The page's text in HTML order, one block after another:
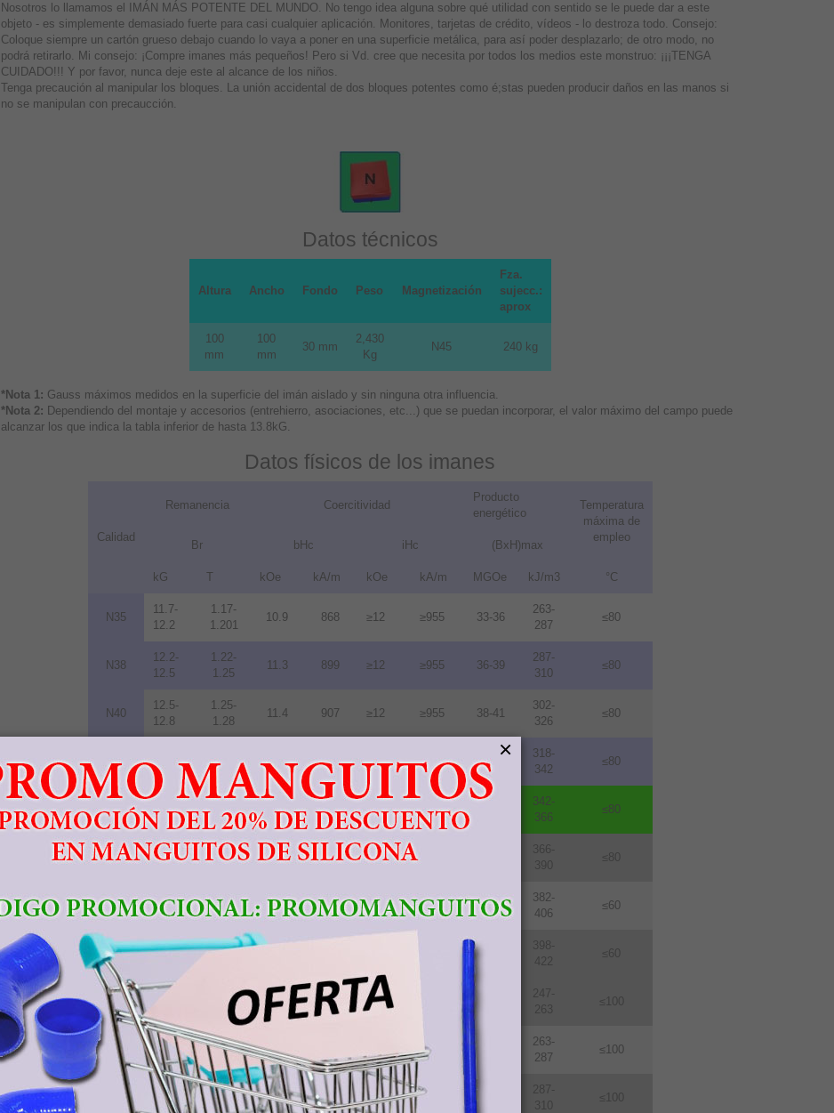
Nosotros lo llamamos el IMÁN MÁS POTENTE DEL MUNDO. No tengo idea alguna sobre qué utilidad con sentido se le puede dar a este
objeto - es simplemente demasiado fuerte para casi cualquier aplicación. Monitores, tarjetas de crédito, vídeos - lo destroza todo. Consejo:
Coloque siempre un cartón grueso debajo cuando lo vaya a poner en una superficie metálica, para así poder desplazarlo; de otro modo, no
podrá retirarlo. Mi consejo: ¡Compre imanes más pequeños! Pero si Vd. cree que necesita por todos los medios este monstruo: ¡¡¡TENGA
CUIDADO!!! Y por favor, nunca deje este al alcance de los niños.
Tenga precaución al manipular los bloques. La unión accidental de dos bloques potentes como é;stas pueden producir daños en las manos si
no se manipulan con precaucción.
Datos técnicos
Altura Ancho Fondo Peso Magnetización
Fza.
sujecc.:
aprox
100
mm
100
mm
30 mm
2,430
Kg
N45 240 kg
*Nota 1: Gauss máximos medidos en la superficie del imán aislado y sin ninguna otra influencia.
*Nota 2: Dependiendo del montaje y accesorios (entrehierro, asociaciones, etc...) que se puedan incorporar, el valor máximo del campo puede
alcanzar los que indica la tabla inferior de hasta 13.8kG.
Datos físicos de los imanes
Calidad
Remanencia Coercitividad
Producto
energético
Temperatura
máxima de
empleo
Br bHc iHc (BxH)max
kG T kOe kA/m kOe kA/m MGOe kJ/m3 °C
N35
11.7-
12.2
1.17-
1.201
10.9 868 ≥12 ≥955 33-36
263-
287
≤80
N38
12.2-
12.5
1.22-
1.25
11.3 899 ≥12 ≥955 36-39
287-
310
≤80
N40
12.5-
12.8
1.25-
1.28
11.4 907 ≥12 ≥955 38-41
302-
326
≤80
N42
13.2
1.32
11.5 915 ≥12 ≥955 40-43
318-
342
≤80
N45
13.2-
13.8
1.32-
1.38
11.6 923 ≥12 ≥955
342-
366
≤80
N48
13.8-
14.2
1.38-
1.42
10.5 836 ≥12 ≥955
366-
390
≤80
N50
14.0-
14.5
1.40-
1.45
10.0 796 ≥11 ≥876 48-51
382-
406
≤60
N52
14.3-
1.43-
50-53
398-
422
≤60
33M
11.3-
1.13-
1.17
10.5 836 ≥14
247-
263
≤100
35M
11.7-
12.2
1.17-
1.22
10.9 ≥1114
263-
287
≤100
38M
12.2-
12.5
1.22-
1.25
11.3 899 ≥14 ≥1114 36-39
287-
310
≤100
×